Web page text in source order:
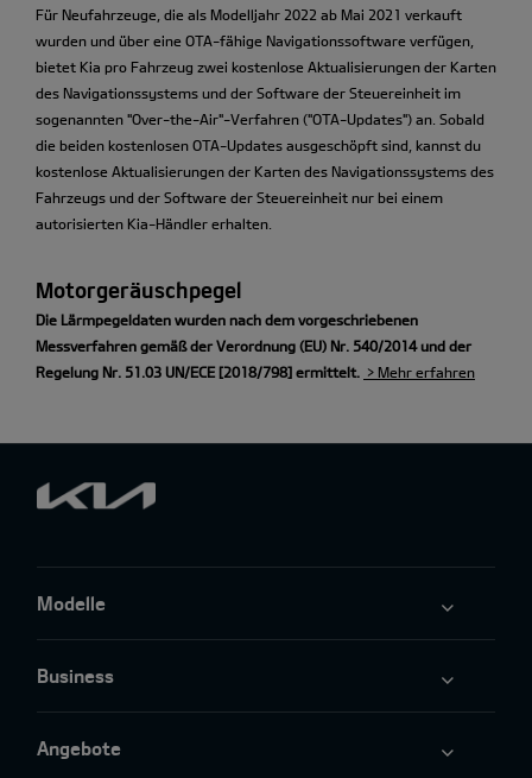
Für Neufahrzeuge, die als Modelljahr 2022 ab Mai 2021 verkauft
wurden und über eine OTA-fähige Navigationssoftware verfügen,
bietet Kia pro Fahrzeug zwei kostenlose Aktualisierungen der Karten
des Navigationssystems und der Software der Steuereinheit im
sogenannten "Over-the-Air"-Verfahren ("OTA-Updates") an. Sobald
die beiden kostenlosen OTA-Updates ausgeschöpft sind, kannst du
kostenlose Aktualisierungen der Karten des Navigationssystems des
Fahrzeugs und der Software der Steuereinheit nur bei einem
autorisierten Kia-Händler erhalten.
Motorgeräuschpegel
Die Lärmpegeldaten wurden nach dem vorgeschriebenen
Messverfahren gemäß der Verordnung (EU) Nr. 540/2014 und der
Regelung Nr. 51.03 UN/ECE [2018/798] ermittelt. > Mehr erfahren
Modelle
Business
Angebote